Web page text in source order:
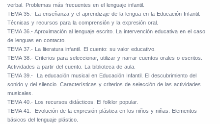
verbal. Problemas más frecuentes en el lenguaje infantil.
TEMA 35.- La enseñanza y el aprendizaje de la lengua en la Educación Infantil.
Técnicas y recursos para la comprensión y la expresión oral.
TEMA 36.- Aproximación al lenguaje escrito. La intervención educativa en el caso
de lenguas en contacto.
TEMA 37.- La literatura infantil. El cuento: su valor educativo.
TEMA 38.- Criterios para seleccionar, utilizar y narrar cuentos orales o escritos.
Actividades a partir del cuento. La biblioteca de aula.
TEMA 39.-
La educación musical en Educación Infantil. El descubrimiento del
sonido y del silencio. Características y criterios de selección de las actividades
musicales.
TEMA 40.- Los recursos didácticos. El folklor popular.
TEMA 41.- Evolución de la expresión plástica en los niños y niñas. Elementos
básicos del lenguaje plástico.